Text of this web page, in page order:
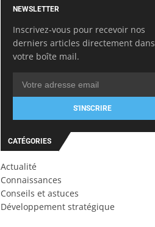
NEWSLETTER
Inscrivez-vous pour recevoir nos
derniers articles directement dans
votre boîte mail.
S'INSCRIRE
CATÉGORIES
Actualité
Connaissances
Conseils et astuces
Développement stratégique